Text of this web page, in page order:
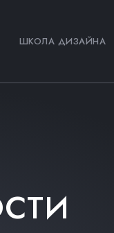
ШКОЛА ДИЗАЙНА